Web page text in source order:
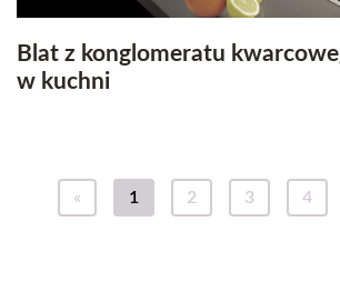
Blat z konglomeratu
w kuchni
« 1 2 3 4